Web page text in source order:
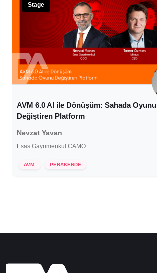
Stage
AVM 6.0 AI ile Dönüşüm: Sahada Oyunu
Değiştiren Platform
Nevzat Yavan
Esas Gayrimenkul CAMO
AVM PERAKENDE